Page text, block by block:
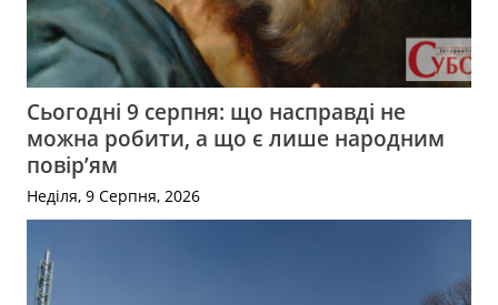
Сьогодні 9 серпня: що насправді не
можна робити, а що є лише народним
повір’ям
Неділя, 9 Серпня, 2026